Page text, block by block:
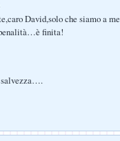
David,solo che siamo a
finita!
salvezza….